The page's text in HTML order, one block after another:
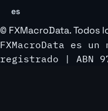
es
© FXMacroData. Todos
FXMacroData es un
registrado | ABN